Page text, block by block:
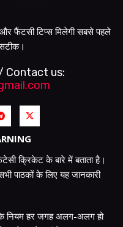
फैंटसी टिप्स मिलेगी सबसे पहले
Contact us:
क्रिकेट के बारे में बताता है।
पाठकों के लिए यह जानकारी
नियम हर जगह अलग-अलग हो